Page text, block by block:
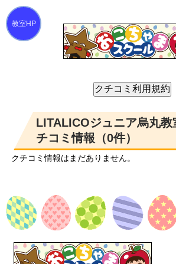
LITALICOジュニア烏丸教
チコミ情報（0件）
クチコミ情報はまだありません。